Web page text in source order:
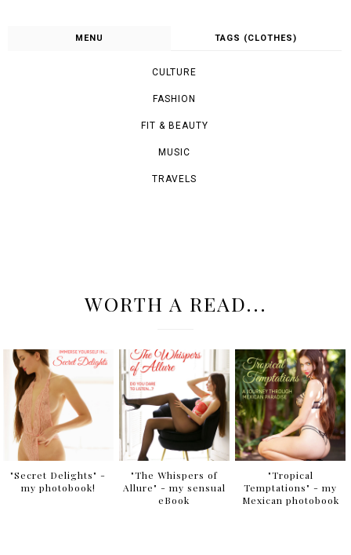
MENU TAGS (CLOTHES)
CULTURE
FASHION
FIT & BEAUTY
MUSIC
TRAVELS
WORTH A READ...
"Secret Delights" -
my photobook!
"The Whispers of
Allure" - my sensual
eBook
"Tropical
Temptations" - my
Mexican photobook